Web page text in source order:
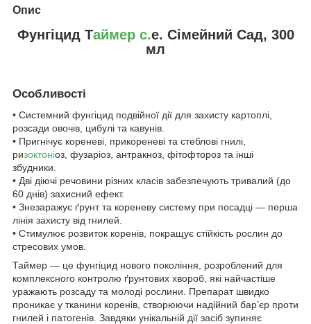
Опис
Фунгіцид Таймер с.е. Сімейний Сад, 300
мл
Особливості
• Системний фунгіцид подвійної дії для захисту картоплі,
розсади овочів, цибулі та кавунів.
• Пригнічує кореневі, прикореневі та стеблові гнилі,
ризоктоніоз, фузаріоз, антракноз, фітофтороз та інші
збудники.
• Дві діючі речовини різних класів забезпечують тривалий (до
60 днів) захисний ефект.
• Знезаражує ґрунт та кореневу систему при посадці — перша
лінія захисту від гнилей.
• Стимулює розвиток коренів, покращує стійкість рослин до
стресових умов.
Таймер — це фунгіцид нового покоління, розроблений для
комплексного контролю ґрунтових хвороб, які найчастіше
уражають розсаду та молоді рослини. Препарат швидко
проникає у тканини коренів, створюючи надійний бар’єр проти
гнилей і патогенів. Завдяки унікальній дії засіб зупиняє